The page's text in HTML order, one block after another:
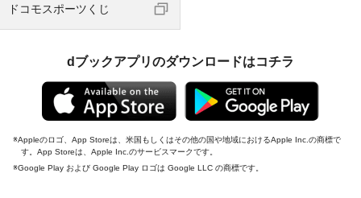
ドコモスポーツくじ
dブックアプリのダウンロードはコチラ
Appleのロゴ、App Storeは、米国もしくはその他の国や地域におけるApple Inc.の商標で
す。App Storeは、Apple Inc.のサービスマークです。
Google Play および Google Play ロゴは Google LLC の商標です。